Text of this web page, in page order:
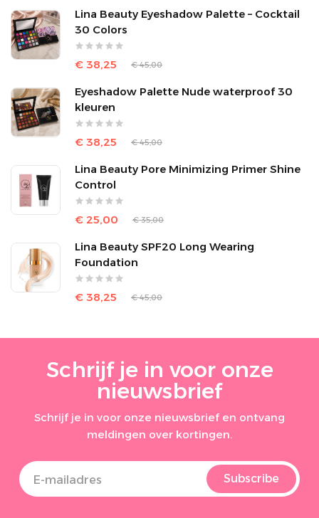
Lina Beauty Eyeshadow Palette – Cocktail
30 Colors
€ 38,25 € 45,00
Eyeshadow Palette Nude waterproof 30
kleuren
€ 38,25 € 45,00
Lina Beauty Pore Minimizing Primer Shine
Control
€ 25,00 € 35,00
Lina Beauty SPF20 Long Wearing
Foundation
€ 38,25 € 45,00
Schrijf je in voor onze
nieuwsbrief
Schrijf je in voor onze nieuwsbrief en ontvang
meldingen over kortingen.
Subscribe